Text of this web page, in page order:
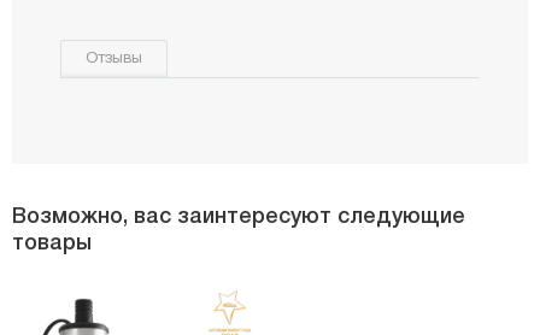
Отзывы
Возможно, вас заинтересуют следующие
товары